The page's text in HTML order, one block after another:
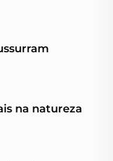
na natureza